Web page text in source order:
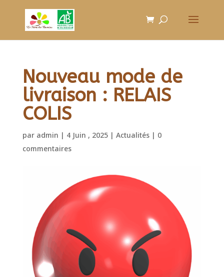
Nouveau mode de
livraison : RELAIS
COLIS
par admin | 4 Juin , 2025| Actualités| 0
commentaires